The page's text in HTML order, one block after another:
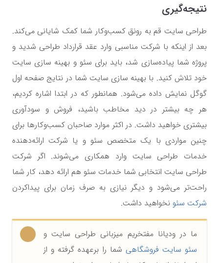
نتیجه‌گیری
طراحی سایت قم به رونق کسب‌وکار شما کمک شایانی می‌کند.
بعد از اینکه با شرکت مناسبی وارد عقد قرارداد طراحی شدید و
پروژه شما پیاده‌سازی شد، باید برای سئو و بهینه سازی سایت
خود تلاش کنید. با بهینه سازی سایت شما در نتایج صفحه اول
گوگل نمایش داده می‌شود. همانطور که در ابتدا اشاره کردیم،
هر چه بیشتر در دید مخاطب باشید، فروش و سودآوری
بیشتری خواهید داشت. در اکثر موارد صاحبان کسب‌وکارها برای
چنین مواردی با یک متخصص سئو و یا شرکت ارائه‌دهنده
خدمات طراحی سایت وارد همکاری می‌شوند. اگر شرکت
طراحی سایت انتخابی شما خدمات سئو هم ارائه دهد، کار شما
راحت‌تر می‌شود و دیگر نیازی به صرف زمان برای پیداکردن
شرکت سئو نخواهید داشت.
ما در ودیانا مفتخریم میزبانی طراحی سایت و
سئو سایت فروشگاهی شما را برعهده گرفته و از